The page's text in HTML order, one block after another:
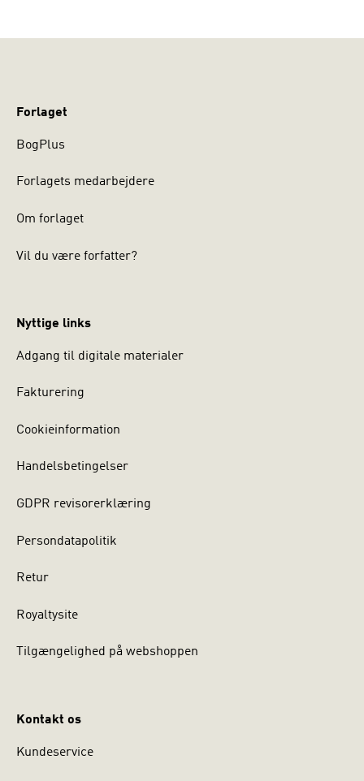
Forlaget
BogPlus
Forlagets medarbejdere
Om forlaget
Vil du være forfatter?
Nyttige links
Adgang til digitale materialer
Fakturering
Cookieinformation
Handelsbetingelser
GDPR revisorerklæring
Persondatapolitik
Retur
Royaltysite
Tilgængelighed på webshoppen
Kontakt os
Kundeservice